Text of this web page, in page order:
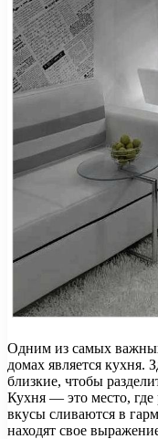
Одним из самых
домах является кухня.
близкие, чтобы
Кухня — это место,
вкусы сливаются в
находят свое